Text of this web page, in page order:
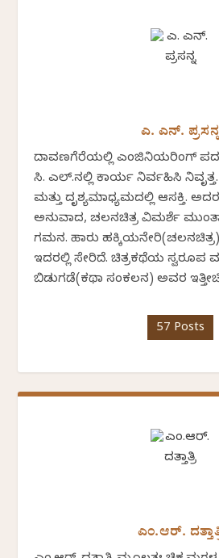
ಎ. ಎನ್. ಪ್ರಸನ್ನ
ದಾವಣಗೆರೆಯಲ್ಲಿ ಎಂಜಿನಿಯರಿಂಗ್
ಸಿ. ಎಲ್.ನಲ್ಲಿ ಕಾರ್ಯ ನಿರ್ವಹಿಸಿ
ಮತ್ತು ದೃಶ್ಯಮಾಧ್ಯಮದಲ್ಲಿ ಆಸಕ್ತಿ.
ಅನುವಾದ, ಚಲನಚಿತ್ರ ವಿಮರ್ಶೆ
ಗಮನ. ಹಾರು
ಇದರಲ್ಲಿ ಸೇರಿದೆ. ಚಿತ್ರಕಥೆಯ ಸ್ವರೂಪ
ಬಿಡುಗಡೆ(ಕಥಾ ಸಂಕಲನ) ಅವರ
57 Posts
ಎಂ.ಆರ್.